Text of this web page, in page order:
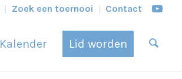
Zoek een toernooi Contact
Kalender Lid worden